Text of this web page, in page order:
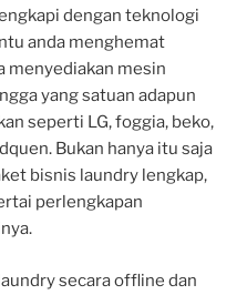
dengan teknologi
anda menghemat
menyediakan mesin
yang satuan adapun
seperti LG, foggia, beko,
Bukan hanya itu saja
bisnis laundry lengkap,
perlengkapan
secara offline dan